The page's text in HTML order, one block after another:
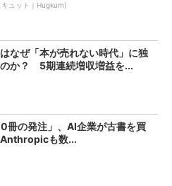
キュット｜Hugkum)
なぜ「本が売れない時代」に独
のか？ 5期連続増収増益を...
冊の発注」、AI企業が古書を買
も数...